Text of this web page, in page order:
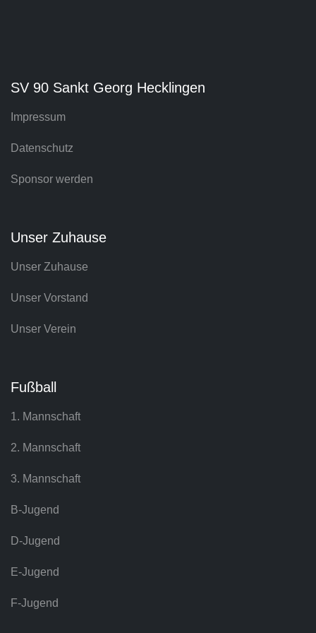
SV 90 Sankt Georg Hecklingen
Impressum
Datenschutz
Sponsor werden
Unser Zuhause
Unser Zuhause
Unser Vorstand
Unser Verein
Fußball
1. Mannschaft
2. Mannschaft
3. Mannschaft
B-Jugend
D-Jugend
E-Jugend
F-Jugend